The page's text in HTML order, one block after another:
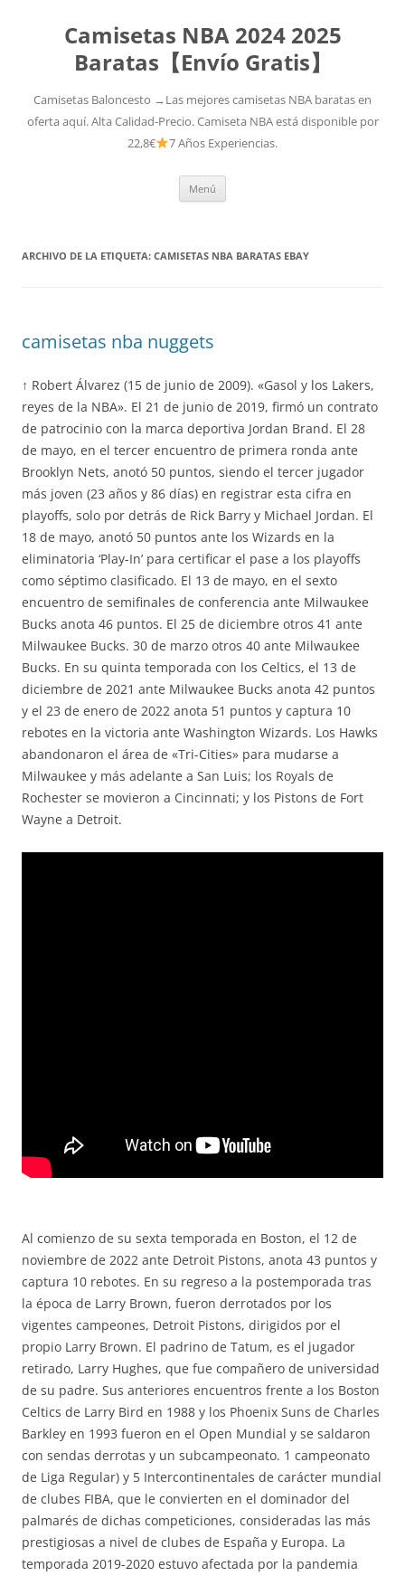
Camisetas NBA 2024 2025
Baratas【Envío Gratis】
Camisetas Baloncesto →Las mejores camisetas NBA baratas en
oferta aquí. Alta Calidad-Precio. Camiseta NBA está disponible por
22,8€
7 Años Experiencias.
Menú
ARCHIVO DE LA ETIQUETA: CAMISETAS NBA BARATAS EBAY
camisetas nba nuggets
↑ Robert Álvarez (15 de junio de 2009). «Gasol y los Lakers,
reyes de la NBA». El 21 de junio de 2019, firmó un contrato
de patrocinio con la marca deportiva Jordan Brand. El 28
de mayo, en el tercer encuentro de primera ronda ante
Brooklyn Nets, anotó 50 puntos, siendo el tercer jugador
más joven (23 años y 86 días) en registrar esta cifra en
playoffs, solo por detrás de Rick Barry y Michael Jordan. El
18 de mayo, anotó 50 puntos ante los Wizards en la
eliminatoria ‘Play-In’ para certificar el pase a los playoffs
como séptimo clasificado. El 13 de mayo, en el sexto
encuentro de semifinales de conferencia ante Milwaukee
Bucks anota 46 puntos. El 25 de diciembre otros 41 ante
Milwaukee Bucks. 30 de marzo otros 40 ante Milwaukee
Bucks. En su quinta temporada con los Celtics, el 13 de
diciembre de 2021 ante Milwaukee Bucks anota 42 puntos
y el 23 de enero de 2022 anota 51 puntos y captura 10
rebotes en la victoria ante Washington Wizards. Los Hawks
abandonaron el área de «Tri-Cities» para mudarse a
Milwaukee y más adelante a San Luis; los Royals de
Rochester se movieron a Cincinnati; y los Pistons de Fort
Wayne a Detroit.
Al comienzo de su sexta temporada en Boston, el 12 de
noviembre de 2022 ante Detroit Pistons, anota 43 puntos y
captura 10 rebotes. En su regreso a la postemporada tras
la época de Larry Brown, fueron derrotados por los
vigentes campeones, Detroit Pistons, dirigidos por el
propio Larry Brown. El padrino de Tatum, es el jugador
retirado, Larry Hughes, que fue compañero de universidad
de su padre. Sus anteriores encuentros frente a los Boston
Celtics de Larry Bird en 1988 y los Phoenix Suns de Charles
Barkley en 1993 fueron en el Open Mundial y se saldaron
con sendas derrotas y un subcampeonato. 1 campeonato
de Liga Regular) y 5 Intercontinentales de carácter mundial
de clubes FIBA, que le convierten en el dominador del
palmarés de dichas competiciones, consideradas las más
prestigiosas a nivel de clubes de España y Europa. La
temporada 2019-2020 estuvo afectada por la pandemia